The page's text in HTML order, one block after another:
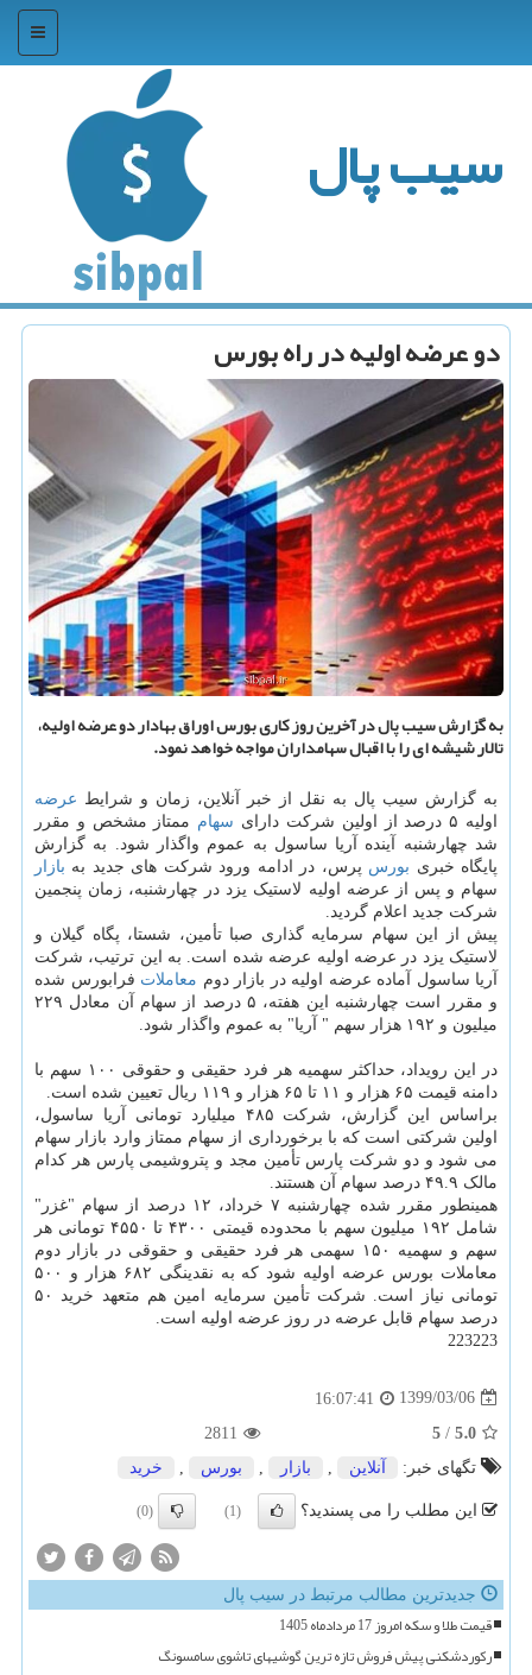
منو
سیب پال
دو عرضه اولیه در راه بورس
به گزارش سیب پال در آخرین روز كاری بورس اوراق بهادار دو عرضه اولیه،
تالار شیشه ای را با اقبال سهامداران مواجه خواهد نمود.
به گزارش سیب پال به نقل از خبر آنلاین، زمان و شرایط عرضه
اولیه ۵ درصد از اولین شرکت دارای
سهام ممتاز مشخص و مقرر
شد چهارشنبه آینده آریا ساسول به عموم واگذار شود. به گزارش
پایگاه خبری بورس پرس، در ادامه ورود شرکت های جدید به بازار
سهام و پس از عرضه اولیه لاستیک یزد در چهارشنبه، زمان پنجمین
شرکت جدید اعلام گردید.
پیش از این سهام سرمایه گذاری صبا تأمین، شستا، پگاه گیلان و
لاستیک یزد در عرضه اولیه عرضه شده است. به این ترتیب، شرکت
آریا ساسول آماده عرضه اولیه در بازار دوم معاملات فرابورس شده
و مقرر است چهارشنبه این هفته، ۵ درصد از سهام آن معادل ۲۲۹
میلیون و ۱۹۲ هزار سهم " آریا" به عموم واگذار شود.
در این رویداد، حداکثر سهمیه هر فرد حقیقی و حقوقی ۱۰۰ سهم با
دامنه قیمت ۶۵ هزار و ۱۱ تا ۶۵ هزار و ۱۱۹ ریال تعیین شده است.
براساس این گزارش، شرکت ۴۸۵ میلیارد تومانی آریا ساسول،
اولین شرکتی است که با برخورداری از سهام ممتاز وارد بازار سهام
می شود و دو شرکت پارس تأمین مجد و پتروشیمی پارس هر کدام
مالک ۴۹.۹ درصد سهام آن هستند.
همینطور مقرر شده چهارشنبه ۷ خرداد، ۱۲ درصد از سهام "غزر"
شامل ۱۹۲ میلیون سهم با محدوده قیمتی ۴۳۰۰ تا ۴۵۵۰ تومانی هر
سهم و سهمیه ۱۵۰ سهمی هر فرد حقیقی و حقوقی در بازار دوم
معاملات بورس عرضه اولیه شود که به نقدینگی ۶۸۲ هزار و ۵۰۰
تومانی نیاز است. شرکت تأمین سرمایه امین هم متعهد خرید ۵۰
درصد سهام قابل عرضه در روز عرضه اولیه است.
223223
1399/03/06
16:07:41
5.0
/
5
2811
تگهای خبر:
آنلاین بازار بورس خرید
این مطلب را می پسندید؟ (1)
(0)
جدیدترین مطالب مرتبط در سیب پال
قیمت طلا و سکه امروز 17 مردادماه 1405
رکوردشکنی پیش فروش تازه ترین گوشیهای تاشوی سامسونگ